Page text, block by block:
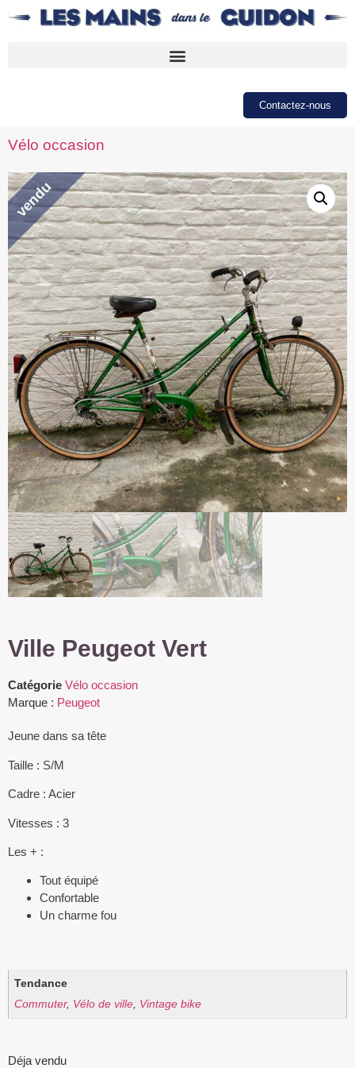
Contactez-nous
Vélo occasion
vendu
Ville Peugeot Vert
Catégorie Vélo occasion
Marque : Peugeot
Jeune dans sa tête
Taille : S/M
Cadre : Acier
Vitesses : 3
Les + :
Tout équipé
Confortable
Un charme fou
Tendance
Commuter, Vélo de ville, Vintage bike
Déja vendu